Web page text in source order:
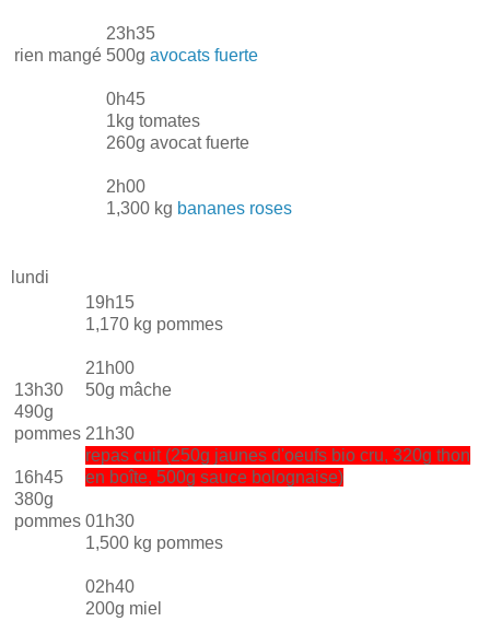
rien mangé
23h35
500g avocats fuerte
0h45
1kg tomates
260g avocat fuerte
2h00
1,300 kg bananes roses
lundi
13h30
490g
pommes
16h45
380g
pommes
19h15
1,170 kg pommes
21h00
50g mâche
21h30
repas cuit (250g jaunes d'oeufs bio cru, 320g thon
en boîte, 500g sauce bolognaise)
01h30
1,500 kg pommes
02h40
200g miel